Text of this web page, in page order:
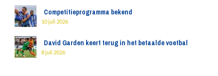
Competitieprogramma bekend
10 juli 2026
David Garden keert terug in het betaalde voetbal
8 juli 2026